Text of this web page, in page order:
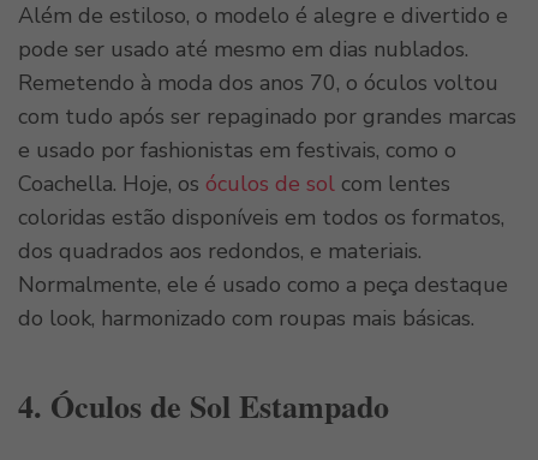
Além de estiloso, o modelo é alegre e divertido e
pode ser usado até mesmo em dias nublados.
Remetendo à moda dos anos 70, o óculos voltou
com tudo após ser repaginado por grandes marcas
e usado por fashionistas em festivais, como o
Coachella. Hoje, os óculos de sol com lentes
coloridas estão disponíveis em todos os formatos,
dos quadrados aos redondos, e materiais.
Normalmente, ele é usado como a peça destaque
do look, harmonizado com roupas mais básicas.
4. Óculos de Sol Estampado